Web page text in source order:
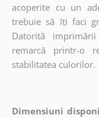
acoperite cu un
trebuie să îți faci
Datorită
remarcă printr-o
stabilitatea culorilor.
Dimensiuni